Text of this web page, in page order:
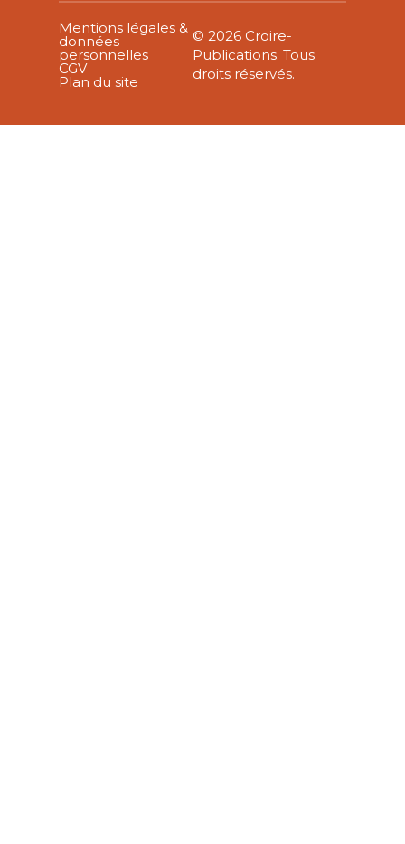
Mentions légales &
données
personnelles
CGV
Plan du site
© 2026 Croire-
Publications. Tous
droits réservés.